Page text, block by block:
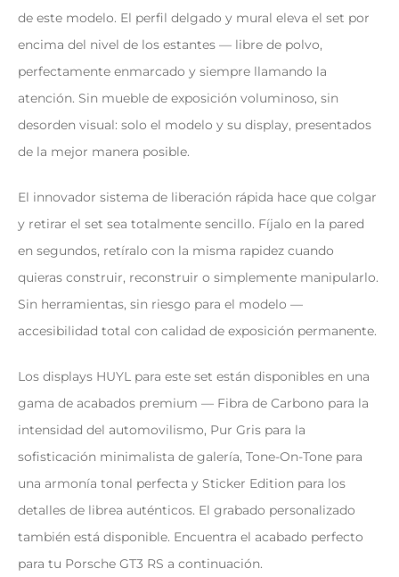
de este modelo. El perfil delgado y mural eleva el set por
encima del nivel de los estantes — libre de polvo,
perfectamente enmarcado y siempre llamando la
atención. Sin mueble de exposición voluminoso, sin
desorden visual: solo el modelo y su display, presentados
de la mejor manera posible.
El innovador sistema de liberación rápida hace que colgar
y retirar el set sea totalmente sencillo. Fíjalo en la pared
en segundos, retíralo con la misma rapidez cuando
quieras construir, reconstruir o simplemente manipularlo.
Sin herramientas, sin riesgo para el modelo —
accesibilidad total con calidad de exposición permanente.
Los displays HUYL para este set están disponibles en una
gama de acabados premium — Fibra de Carbono para la
intensidad del automovilismo, Pur Gris para la
sofisticación minimalista de galería, Tone-On-Tone para
una armonía tonal perfecta y Sticker Edition para los
detalles de librea auténticos. El grabado personalizado
también está disponible. Encuentra el acabado perfecto
para tu Porsche GT3 RS a continuación.